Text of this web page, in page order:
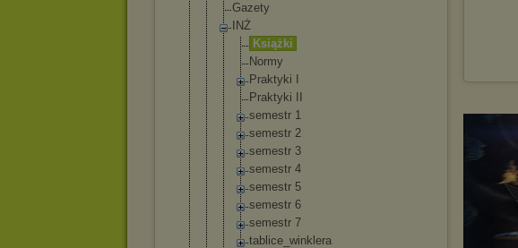
Gazety
INŻ
Książki
Normy
Praktyki I
Praktyki II
semestr 1
semestr 2
semestr 3
semestr 4
semestr 5
semestr 6
semestr 7
tablice_ winklera